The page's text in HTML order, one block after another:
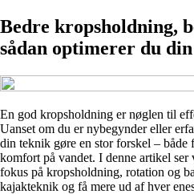
Bedre kropsholdning,
sådan optimerer du
En god kropsholdning er nøglen til
Uanset om du er nybegynder eller
din teknik gøre en stor forskel –
komfort på vandet. I denne artikel
fokus på kropsholdning, rotation og
kajakteknik og få mere ud af hver